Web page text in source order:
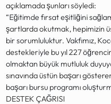
açıklamada şunları söyledi:
“Eğitimde fırsat eşitliğini
şartlarda okutmak, hepimizin
bir sorumluluktur. Vakfımız,
destekleriyle bu yıl 227
olmaktan büyük mutluluk
sınavında üstün başarı
başarı bursu programı
DESTEK ÇAĞRISI